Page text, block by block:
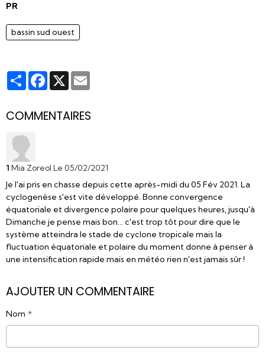
PR
bassin sud ouest
PartagerFacebook
X
COMMENTAIRES
1 Mia Zoreol Le 05/02/2021
Je l'ai pris en chasse depuis cette après-midi du 05 Fév 2021. La
cyclogenèse s'est vite développé. Bonne convergence
équatoriale et divergence polaire pour quelques heures, jusqu'à
Dimanche je pense mais bon... c'est trop tôt pour dire que le
système atteindra le stade de cyclone tropicale mais la
fluctuation équatoriale et polaire du moment donne à penser à
une intensification rapide mais en météo rien n'est jamais sûr !
AJOUTER UN COMMENTAIRE
Nom